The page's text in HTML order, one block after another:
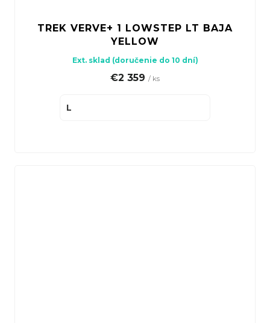
TREK VERVE+ 1 LOWSTEP LT BAJA
YELLOW
Ext. sklad (doručenie do 10 dní)
€2 359 / ks
L